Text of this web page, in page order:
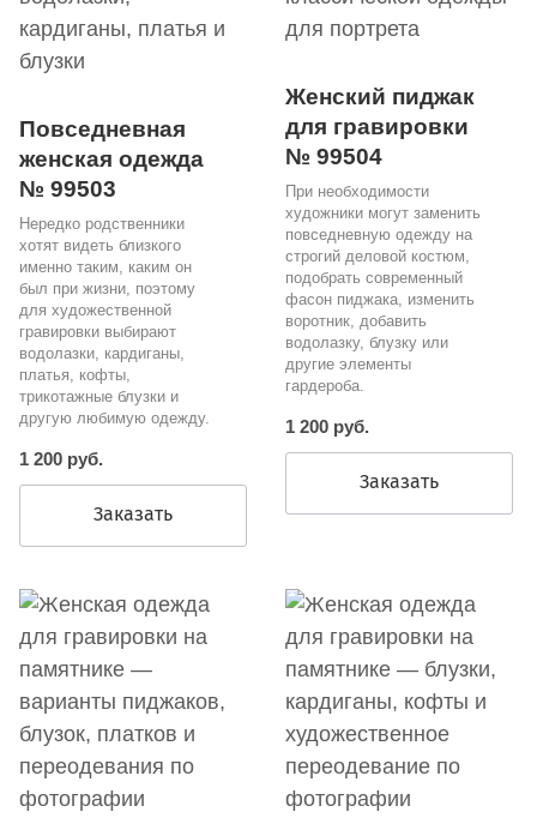
Повседневная
женская одежда
№ 99503
Нередко родственники
хотят видеть близкого
именно таким, каким он
был при жизни, поэтому
для художественной
гравировки выбирают
водолазки, кардиганы,
платья, кофты,
трикотажные блузки и
другую любимую одежду.
1 200 руб.
Заказать
Женский пиджак
для гравировки
№ 99504
При необходимости
художники могут заменить
повседневную одежду на
строгий деловой костюм,
подобрать современный
фасон пиджака, изменить
воротник, добавить
водолазку, блузку или
другие элементы
гардероба.
1 200 руб.
Заказать